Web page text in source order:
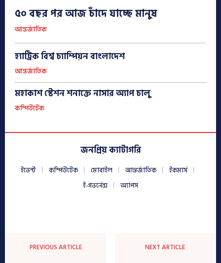
৫০ বছর পর আজ চাঁদে যাচ্ছে মানুষ
আন্তর্জাতিক
হ্যাট্রিক বিশ্ব চ্যাম্পিয়ন বাংলাদেশ
আন্তর্জাতিক
মহাকাশ স্টেশন শনাক্তে নাসার অ্যাপ চালু
কম্পিউটেক
জনপ্রিয় ক্যাটাগরি
ইভেন্ট কম্পিউটেক মোবাইল আন্তর্জাতিক
ইকমার্স
ই-গভর্নেন্স
অ্যাপস
PREVIOUS ARTICLE
NEXT ARTICLE